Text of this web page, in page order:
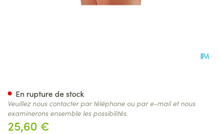
25,60 €
En rupture de stock
Veuillez nous contacter par téléphone ou par e-mail et nous
examinerons ensemble les possibilités.